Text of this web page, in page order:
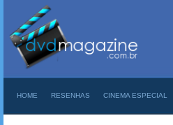
HOME RESENHAS CINEMA ESPECIAL